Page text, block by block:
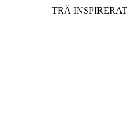
TRÄ INSPIRERAT